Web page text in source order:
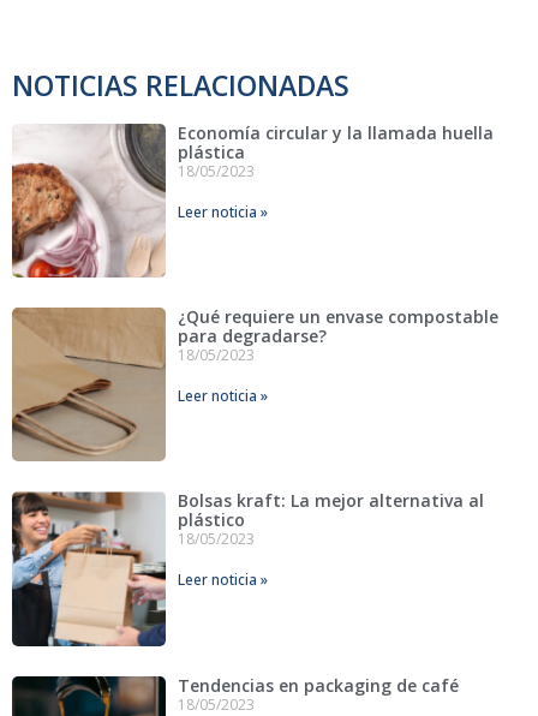
NOTICIAS RELACIONADAS
Economía circular y la llamada huella
plástica
18/05/2023
Leer noticia »
¿Qué requiere un envase compostable
para degradarse?
18/05/2023
Leer noticia »
Bolsas kraft: La mejor alternativa al
plástico
18/05/2023
Leer noticia »
Tendencias en packaging de café
18/05/2023